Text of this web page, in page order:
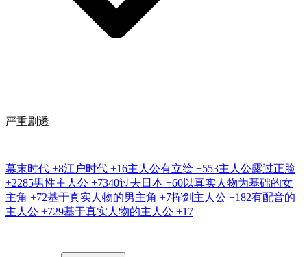
严重剧透
幕末时代 +8江户时代 +16主人公有立绘 +553主人公露过正脸
+2285男性主人公 +7340过去日本 +60以真实人物为基础的女
主角 +72基于真实人物的男主角 +7挥剑主人公 +182有配音的
主人公 +729基于真实人物的主人公 +17